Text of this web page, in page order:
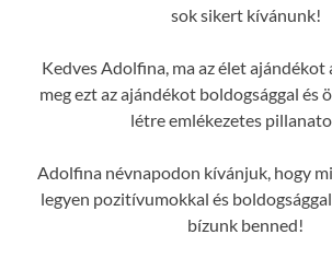
sok sikert kívánunk!
Kedves Adolfina, ma az élet ajándékot
meg ezt az ajándékot boldogsággal és
létre emlékezetes
Adolfina névnapodon kívánjuk, hogy
legyen pozitívumokkal és
bízunk benned!